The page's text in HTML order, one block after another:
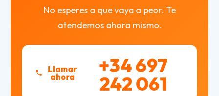
No esperes a que vaya a peor. Te
atendemos ahora mismo.
Llamar
ahora +34 697
242 061